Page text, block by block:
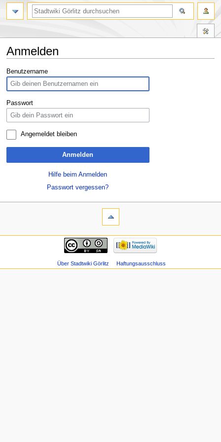
Anmelden
Zur
Navigation
springen
Zur
Suche
springen
Benutzername
Passwort
Angemeldet bleiben
Anmelden
Hilfe beim Anmelden
Passwort vergessen?
Über Stadtwiki Görlitz Haftungsausschluss